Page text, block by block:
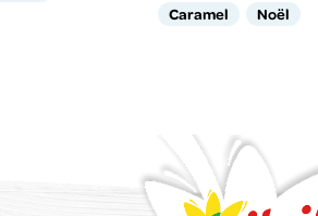
Caramel Noël